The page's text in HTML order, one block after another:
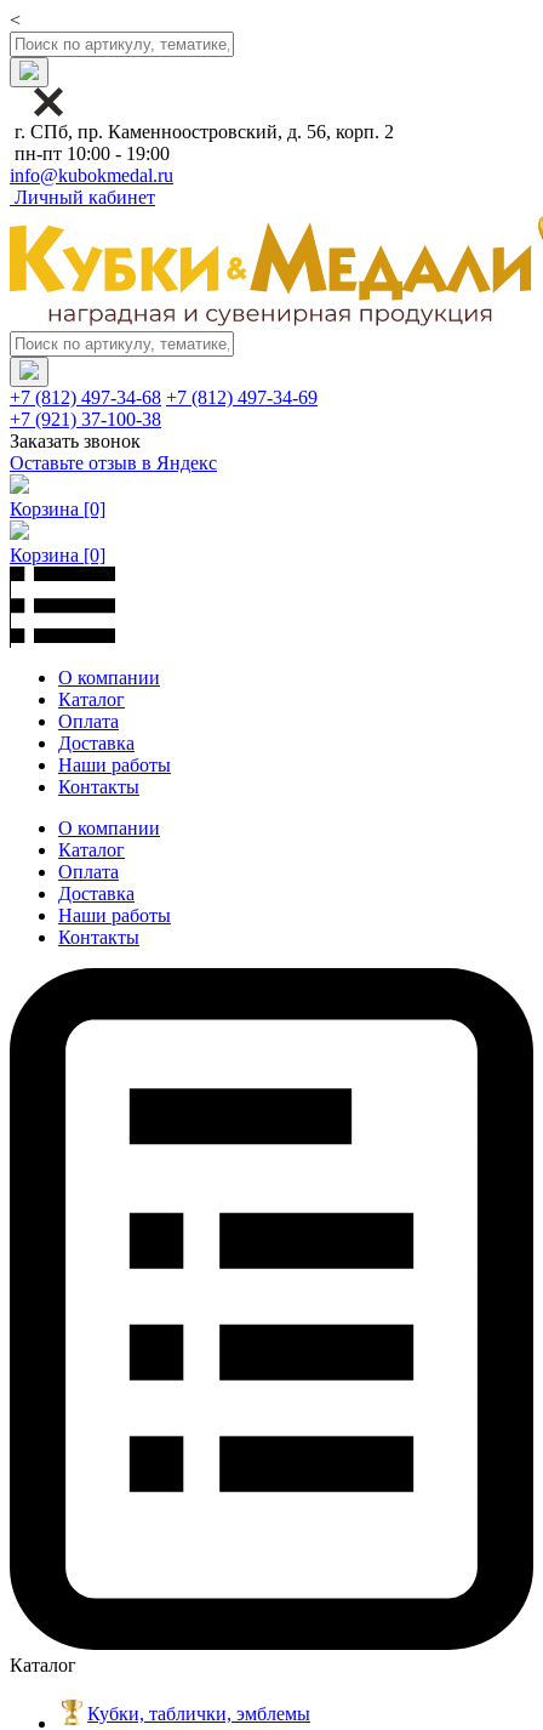
<
г. СПб, пр. Каменноостровский, д. 56, корп. 2
пн-пт 10:00 - 19:00
info@kubokmedal.ru
Личный кабинет
+7 (812) 497-34-68 +7 (812) 497-34-69
+7 (921) 37-100-38
Заказать звонок
Оставьте отзыв в Яндекс
Корзина [0]
Корзина [0]
О компании
Каталог
Оплата
Доставка
Наши работы
Контакты
О компании
Каталог
Оплата
Доставка
Наши работы
Контакты
Каталог
Кубки, таблички, эмблемы